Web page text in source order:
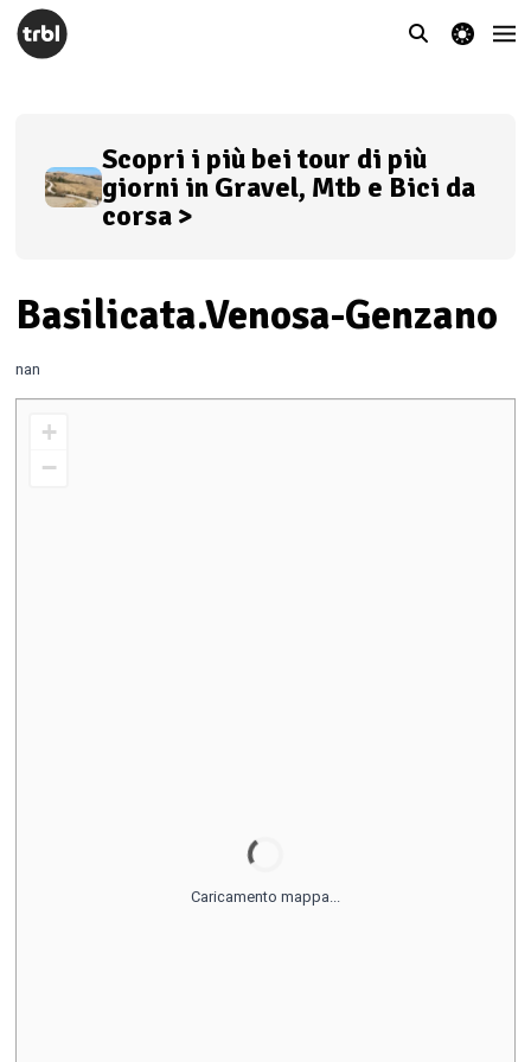
theme switcher
Scopri i più bei tour di più
giorni in Gravel, Mtb e Bici da
corsa >
Basilicata.Venosa-Genzano
nan
+
−
Caricamento mappa...